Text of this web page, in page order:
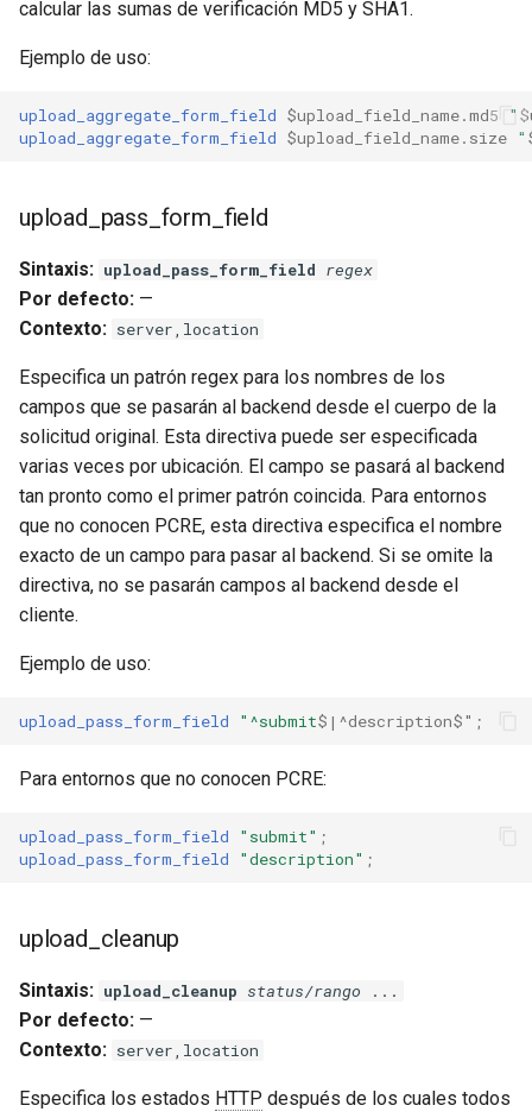
validation
vhost
weauth
websocket-proxy
woothee
worker-events
xxhash
calcular las sumas de verificación MD5 y SHA1.
Ejemplo de uso:
upload_aggregate_form_field $upload_field_name.md5 "
upload_aggregate_form_field $upload_field_name.size "
upload_pass_form_field
Sintaxis: upload_pass_form_field regex
Por defecto: —
Contexto: server,location
Especifica un patrón regex para los nombres de los
campos que se pasarán al backend desde el cuerpo de la
solicitud original. Esta directiva puede ser especificada
varias veces por ubicación. El campo se pasará al backend
tan pronto como el primer patrón coincida. Para entornos
que no conocen PCRE, esta directiva especifica el nombre
exacto de un campo para pasar al backend. Si se omite la
directiva, no se pasarán campos al backend desde el
cliente.
Ejemplo de uso:
upload_pass_form_field "^submit$|^description$" ;
Para entornos que no conocen PCRE:
upload_pass_form_field "submit" ;
upload_pass_form_field
"description" ;
upload_cleanup
Sintaxis: upload_cleanup status/rango ...
Por defecto: —
Contexto: server,location
Especifica los estados HTTP después de los cuales todos